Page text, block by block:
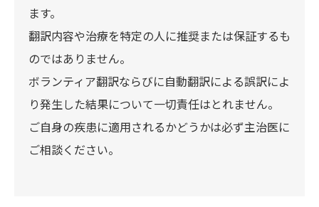
ます。
翻訳内容や治療を特定の人に推奨または保証するも
のではありません。
ボランティア翻訳ならびに自動翻訳による誤訳によ
り発生した結果について一切責任はとれません。
ご自身の疾患に適用されるかどうかは必ず主治医に
ご相談ください。